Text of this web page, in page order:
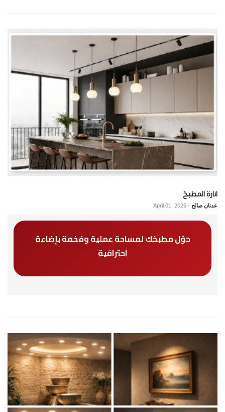
انارة المطبخ
عدنان صالح -
حوّل مطبخك لمساحة عملية وفخمة بإضاءة
احترافية